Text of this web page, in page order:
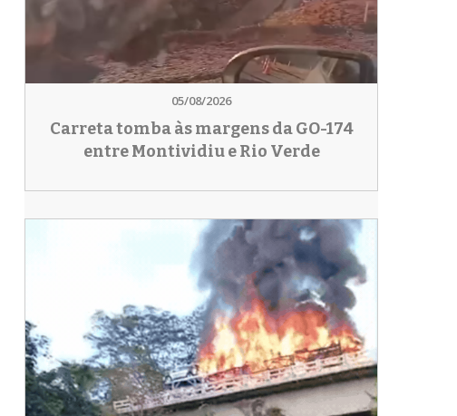
05/08/2026
Carreta tomba às margens da GO-174
entre Montividiu e Rio Verde